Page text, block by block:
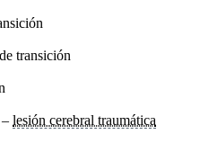
transición
– lesión cerebral traumática